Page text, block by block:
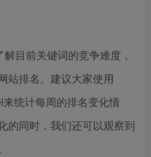
目前关键词的竞争难度，
站排名。建议大家使用
统计每周的排名变化情
的同时，我们还可以观察到